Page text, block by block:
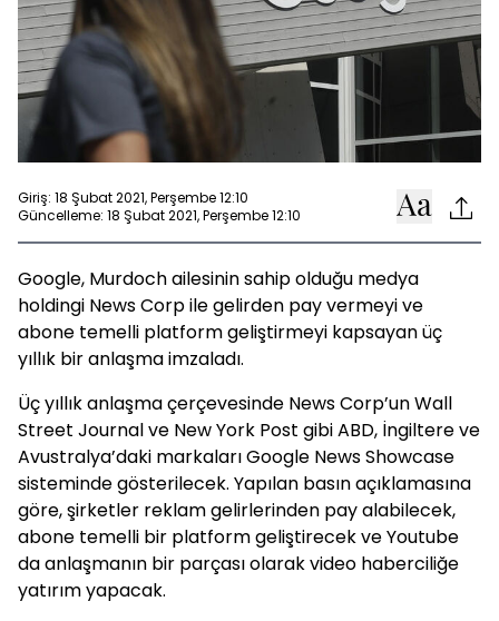
Giriş: 18 Şubat 2021, Perşembe 12:10
Güncelleme: 18 Şubat 2021, Perşembe 12:10
Google, Murdoch ailesinin sahip olduğu medya
holdingi News Corp ile gelirden pay vermeyi ve
abone temelli platform geliştirmeyi kapsayan üç
yıllık bir anlaşma imzaladı.
Üç yıllık anlaşma çerçevesinde News Corp’un Wall
Street Journal ve New York Post gibi ABD, İngiltere ve
Avustralya’daki markaları Google News Showcase
sisteminde gösterilecek. Yapılan basın açıklamasına
göre, şirketler reklam gelirlerinden pay alabilecek,
abone temelli bir platform geliştirecek ve Youtube
da anlaşmanın bir parçası olarak video haberciliğe
yatırım yapacak.